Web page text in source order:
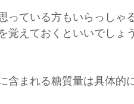
っている方もいらっしゃ
覚えておくといいでしょう
含まれる糖質量は具体的